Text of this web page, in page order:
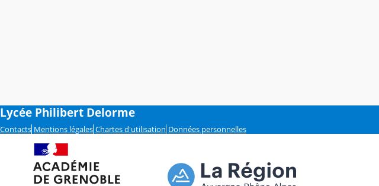
Lycée Philibert Delorme
Contacts Mentions légales Chartes d'utilisation Données personnelles